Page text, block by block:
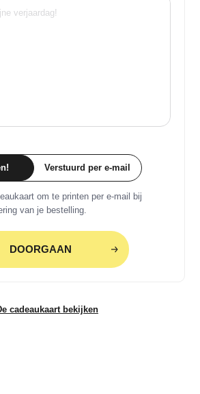
Verstuurd per e-mail
om te printen per e-mail bij
van je bestelling.
DOORGAAN
cadeaukaart bekijken